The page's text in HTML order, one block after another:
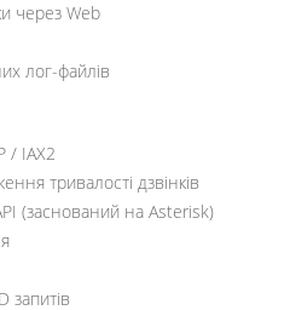
через Web
лог-файлів
/ IAX2
тривалості дзвінків
(заснований на Asterisk)
запитів